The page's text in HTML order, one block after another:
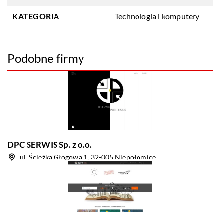
KATEGORIA Technologia i komputery
Podobne firmy
DPC SERWIS Sp. z o.o.
ul. Ścieżka Głogowa 1, 32-005 Niepołomice